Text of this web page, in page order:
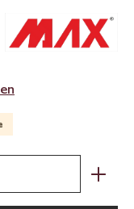
Wert ein oder